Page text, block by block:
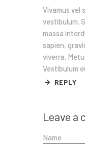
Vivamus vel
vestibulum.
massa
sapien,
viverra.
Vestibulum
REPLY
Leave a
Name